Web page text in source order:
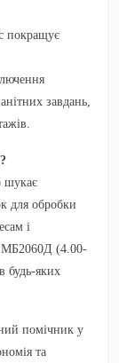
покращує
завдань,
шукає
для обробки
і
МБ2060Д (4.00-
будь-яких
помічник у
та